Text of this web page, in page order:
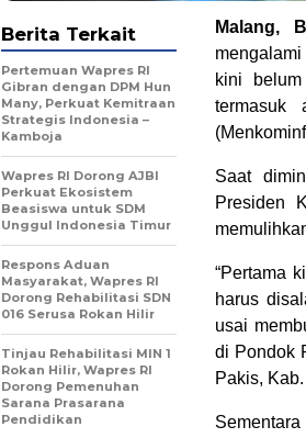
Malang,
kini
termasuk
Saat
Presiden
“Pertama
harus
usai
di Pondok
Pakis,
Berita Terkait
Pertemuan Wapres RI
Gibran dengan DPM Hun
Many, Perkuat Kemitraan
Strategis Indonesia –
Kamboja
Wapres RI Dorong AJBI
Perkuat Ekosistem
Beasiswa untuk SDM
Unggul Indonesia Timur
Respons Aduan
Masyarakat, Wapres RI
Dorong Rehabilitasi SDN
016 Serusa Rokan Hilir
Tinjau Rehabilitasi MIN 1
Rokan Hilir, Wapres RI
Dorong Pemenuhan
Sarana Prasarana
Pendidikan